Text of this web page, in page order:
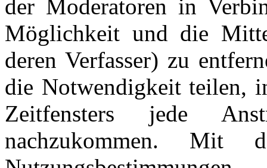
der Moderatoren in
Möglichkeit und die
deren Verfasser) zu
die Notwendigkeit teilen,
Zeitfensters jede
nachzukommen. Mit